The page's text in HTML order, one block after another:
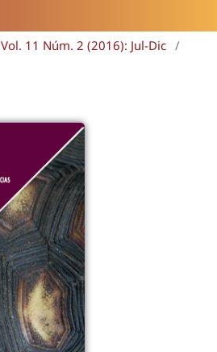
Vol. 11 Núm. 2 (2016): Jul-Dic /